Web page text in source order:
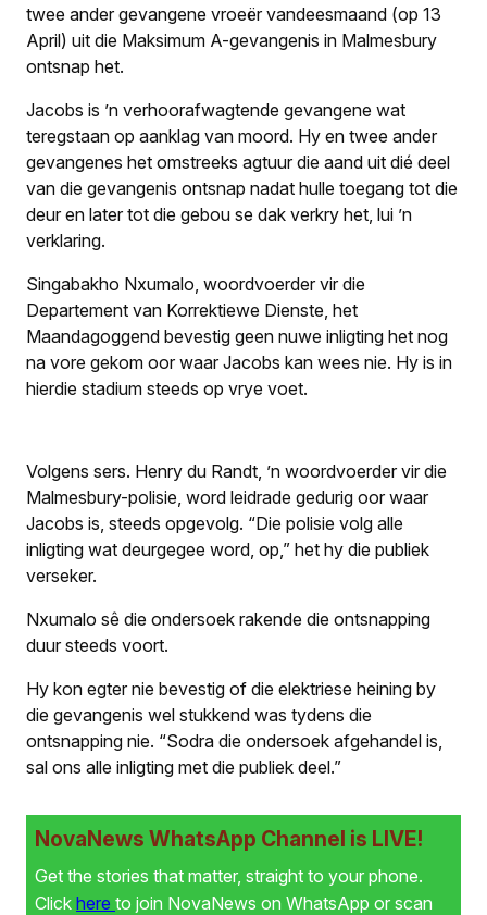
twee ander gevangene vroeër vandeesmaand (op 13
April) uit die Maksimum A-gevangenis in Malmesbury
ontsnap het.
Jacobs is ’n verhoorafwagtende gevangene wat
teregstaan op aanklag van moord. Hy en twee ander
gevangenes het omstreeks agtuur die aand uit dié deel
van die gevangenis ontsnap nadat hulle toegang tot die
deur en later tot die gebou se dak verkry het, lui ’n
verklaring.
Singabakho Nxumalo, woordvoerder vir die
Departement van Korrektiewe Dienste, het
Maandagoggend bevestig geen nuwe inligting het nog
na vore gekom oor waar Jacobs kan wees nie. Hy is in
hierdie stadium steeds op vrye voet.
Volgens sers. Henry du Randt, ’n woordvoerder vir die
Malmesbury-polisie, word leidrade gedurig oor waar
Jacobs is, steeds opgevolg. “Die polisie volg alle
inligting wat deurgegee word, op,” het hy die publiek
verseker.
Nxumalo sê die ondersoek rakende die ontsnapping
duur steeds voort.
Hy kon egter nie bevestig of die elektriese heining by
die gevangenis wel stukkend was tydens die
ontsnapping nie. “Sodra die ondersoek afgehandel is,
sal ons alle inligting met die publiek deel.”
NovaNews WhatsApp Channel is LIVE!
Get the stories that matter, straight to your phone.
Click here to join NovaNews on WhatsApp or scan